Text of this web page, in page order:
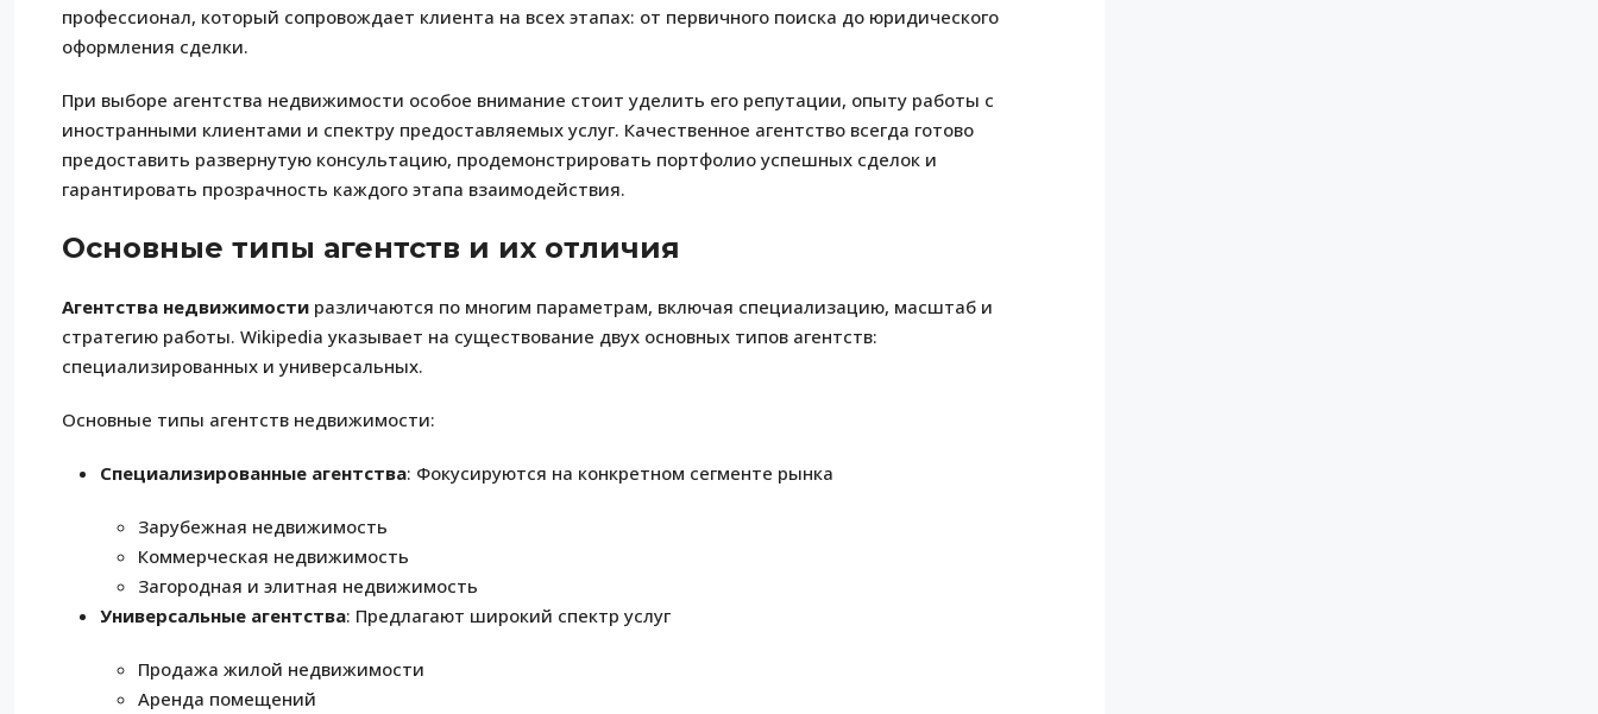
профессионал, который сопровождает клиента на всех этапах: от первичного поиска до юридического
оформления сделки.
При выборе агентства недвижимости особое внимание стоит уделить его репутации, опыту работы с
иностранными клиентами и спектру предоставляемых услуг. Качественное агентство всегда готово
предоставить развернутую консультацию, продемонстрировать портфолио успешных сделок и
гарантировать прозрачность каждого этапа взаимодействия.
Основные типы агентств и их отличия
Агентства недвижимости различаются по многим параметрам, включая специализацию, масштаб и
стратегию работы. Wikipedia указывает на существование двух основных типов агентств:
специализированных и универсальных.
Основные типы агентств недвижимости:
Специализированные агентства: Фокусируются на конкретном сегменте рынка
Зарубежная недвижимость
Коммерческая недвижимость
Загородная и элитная недвижимость
Универсальные агентства: Предлагают широкий спектр услуг
Продажа жилой недвижимости
Аренда помещений